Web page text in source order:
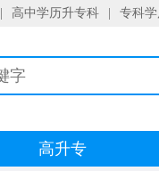
高中学历升专科 专科
高升专